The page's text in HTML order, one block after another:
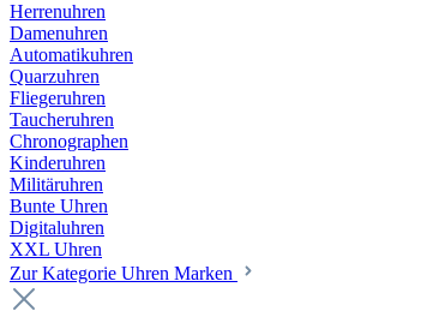
Herrenuhren
Damenuhren
Automatikuhren
Quarzuhren
Fliegeruhren
Taucheruhren
Chronographen
Kinderuhren
Militäruhren
Bunte Uhren
Digitaluhren
XXL Uhren
Zur Kategorie Uhren Marken